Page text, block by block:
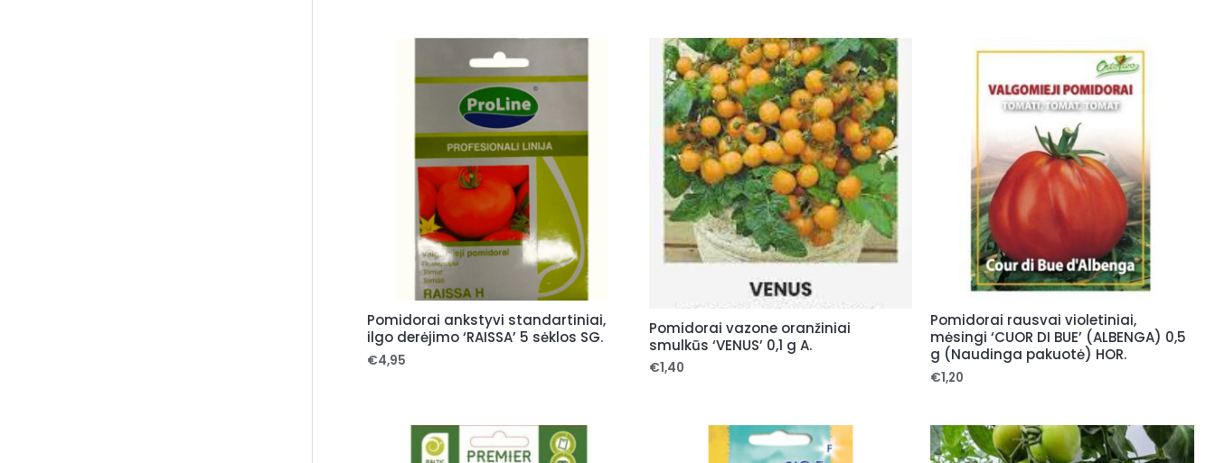
Pomidorai ankstyvi standartiniai,
ilgo derėjimo ‘RAISSA’ 5 sėklos SG.
€4,95
Pomidorai vazone oranžiniai
smulkūs ‘VENUS’ 0,1 g A.
€1,40
Pomidorai rausvai violetiniai,
mėsingi ‘CUOR DI BUE’ (ALBENGA) 0,5
g (Naudinga pakuotė) HOR.
€1,20